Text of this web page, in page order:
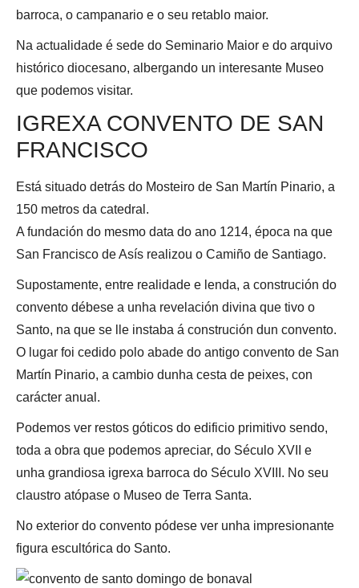
barroca, o campanario e o seu retablo maior.
Na actualidade é sede do Seminario Maior e do arquivo
histórico diocesano, albergando un interesante Museo
que podemos visitar.
IGREXA CONVENTO DE SAN
FRANCISCO
Está situado detrás do Mosteiro de San Martín Pinario, a
150 metros da catedral.
A fundación do mesmo data do ano 1214, época na que
San Francisco de Asís realizou o Camiño de Santiago.
Supostamente, entre realidade e lenda, a construción do
convento débese a unha revelación divina que tivo o
Santo, na que se lle instaba á construción dun convento.
O lugar foi cedido polo abade do antigo convento de San
Martín Pinario, a cambio dunha cesta de peixes, con
carácter anual.
Podemos ver restos góticos do edificio primitivo sendo,
toda a obra que podemos apreciar, do Século XVII e
unha grandiosa igrexa barroca do Século XVIII. No seu
claustro atópase o Museo de Terra Santa.
No exterior do convento pódese ver unha impresionante
figura escultórica do Santo.